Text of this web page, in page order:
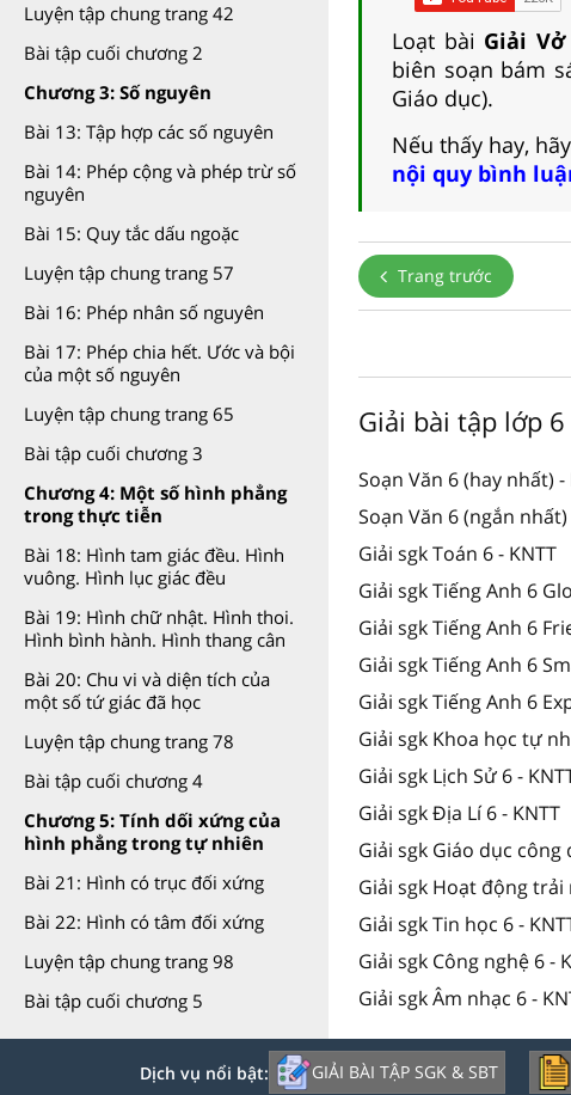
Luyện tập chung trang 42
Bài tập cuối chương 2
Chương 3: Số nguyên
Bài 13: Tập hợp các số nguyên
Bài 14: Phép cộng và phép trừ số
nguyên
Bài 15: Quy tắc dấu ngoặc
Luyện tập chung trang 57
Bài 16: Phép nhân số nguyên
Bài 17: Phép chia hết. Ước và bội
của một số nguyên
Luyện tập chung trang 65
Bài tập cuối chương 3
Chương 4: Một số hình phẳng
trong thực tiễn
Bài 18: Hình tam giác đều. Hình
vuông. Hình lục giác đều
Bài 19: Hình chữ nhật. Hình thoi.
Hình bình hành. Hình thang cân
Bài 20: Chu vi và diện tích của
một số tứ giác đã học
Luyện tập chung trang 78
Bài tập cuối chương 4
Chương 5: Tính dối xứng của
hình phẳng trong tự nhiên
Bài 21: Hình có trục đối xứng
Bài 22: Hình có tâm đối xứng
Luyện tập chung trang 98
Bài tập cuối chương 5
Loạt bài Giải
biên soạn bám
Giáo dục).
Nếu thấy hay,
nội quy bình
Trang trước
Giải bài tập lớp
Soạn Văn 6 (hay nhất) -
Soạn Văn 6 (ngắn nhất)
Giải sgk Toán 6 - KNTT
Giải sgk Tiếng Anh 6
Giải sgk Tiếng Anh 6
Giải sgk Tiếng Anh 6
Giải sgk Tiếng Anh 6
Giải sgk Khoa học tự
Giải sgk Lịch Sử 6 -
Giải sgk Địa Lí 6 - KNTT
Giải sgk Giáo dục công
Giải sgk Hoạt động trải
Giải sgk Tin học 6 -
Giải sgk Công nghệ 6 -
Giải sgk Âm nhạc 6 -
Dịch vụ nổi bật: GIẢI BÀI TẬP SGK & SBT